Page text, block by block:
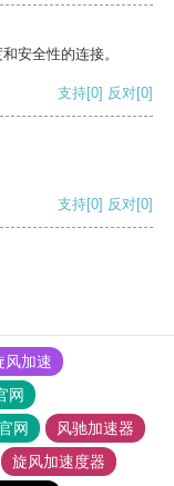
安全性的连接。
支持[0] 反对[0]
支持[0] 反对[0]
风加速
网
网
风驰加速器
旋风加速度器